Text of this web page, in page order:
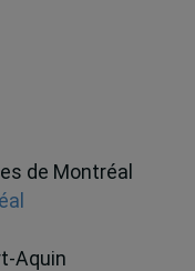
de Montréal
Aquin